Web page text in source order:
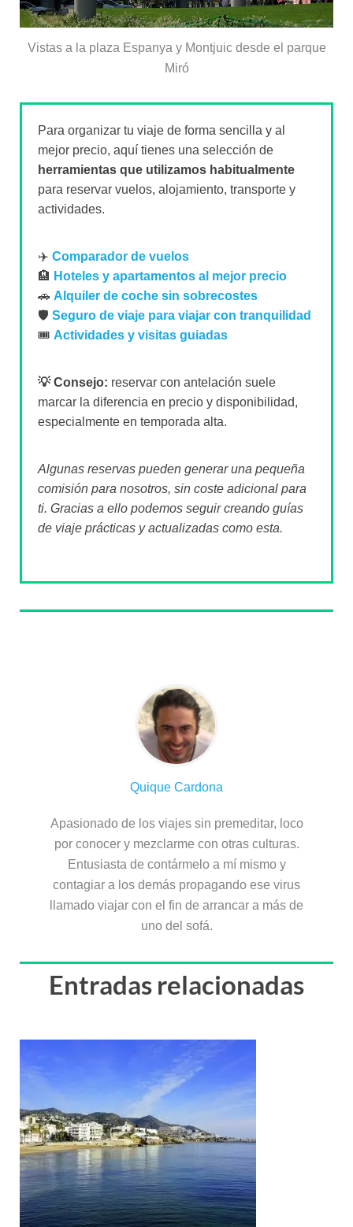
Vistas a la plaza Espanya y Montjuic desde el parque
Miró
Para organizar tu viaje de forma sencilla y al
mejor precio, aquí tienes una selección de
herramientas que utilizamos habitualmente
para reservar vuelos, alojamiento, transporte y
actividades.
✈️ Comparador de vuelos
🏨 Hoteles y apartamentos al mejor precio
🚗 Alquiler de coche sin sobrecostes
🛡️ Seguro de viaje para viajar con tranquilidad
🎟️ Actividades y visitas guiadas
💡 Consejo: reservar con antelación suele
marcar la diferencia en precio y disponibilidad,
especialmente en temporada alta.
Algunas reservas pueden generar una pequeña
comisión para nosotros, sin coste adicional para
ti. Gracias a ello podemos seguir creando guías
de viaje prácticas y actualizadas como esta.
Quique Cardona
Apasionado de los viajes sin premeditar, loco
por conocer y mezclarme con otras culturas.
Entusiasta de contármelo a mí mismo y
contagiar a los demás propagando ese virus
llamado viajar con el fin de arrancar a más de
uno del sofá.
Entradas relacionadas